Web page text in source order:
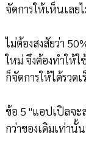
จัดการให้เห็นเลย
ไม่ต้องสงสัยว่า
ใหม่ จึงต้องทำให้
ก็จัดการให้ได้รวด
ข้อ 5 "แอปเปิลจะ
กว่าของเดิมเท่านั้